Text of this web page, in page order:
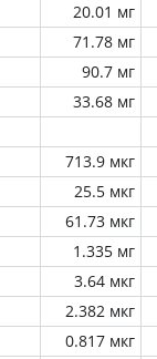
20.01 мг
71.78 мг
90.7 мг
33.68 мг
713.9 мкг
25.5 мкг
61.73 мкг
1.335 мг
3.64 мкг
2.382 мкг
0.817 мкг